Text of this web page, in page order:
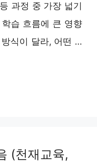
과정 중 가장 넓기
습 흐름에 큰 영향
식이 달라, 어떤 …
(천재교육,